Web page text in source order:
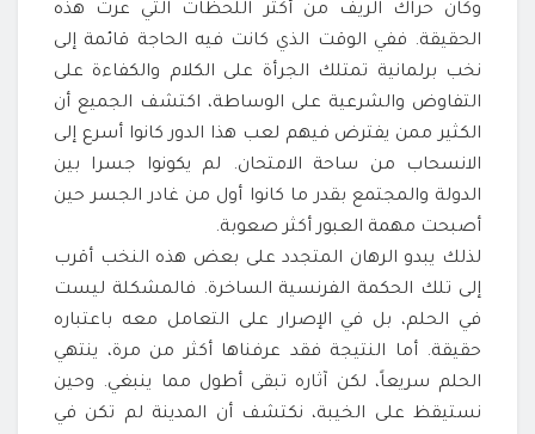
وكان حراك الريف من أكثر اللحظات التي عرت هذه
الحقيقة. ففي الوقت الذي كانت فيه الحاجة قائمة إلى
نخب برلمانية تمتلك الجرأة على الكلام والكفاءة على
التفاوض والشرعية على الوساطة، اكتشف الجميع أن
الكثير ممن يفترض فيهم لعب هذا الدور كانوا أسرع إلى
الانسحاب من ساحة الامتحان. لم يكونوا جسرا بين
الدولة والمجتمع بقدر ما كانوا أول من غادر الجسر حين
أصبحت مهمة العبور أكثر صعوبة.
لذلك يبدو الرهان المتجدد على بعض هذه النخب أقرب
إلى تلك الحكمة الفرنسية الساخرة. فالمشكلة ليست
في الحلم، بل في الإصرار على التعامل معه باعتباره
حقيقة. أما النتيجة فقد عرفناها أكثر من مرة، ينتهي
الحلم سريعاً، لكن آثاره تبقى أطول مما ينبغي. وحين
نستيقظ على الخيبة، نكتشف أن المدينة لم تكن في